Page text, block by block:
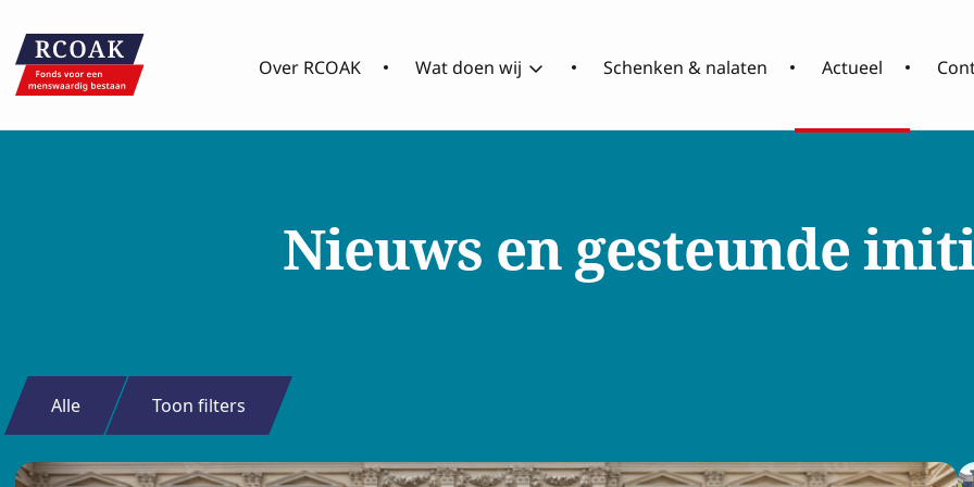
Over RCOAK Wat doen wij Schenken & nalaten Actueel
wij
Nieuws en gesteunde
Alle Toon filters